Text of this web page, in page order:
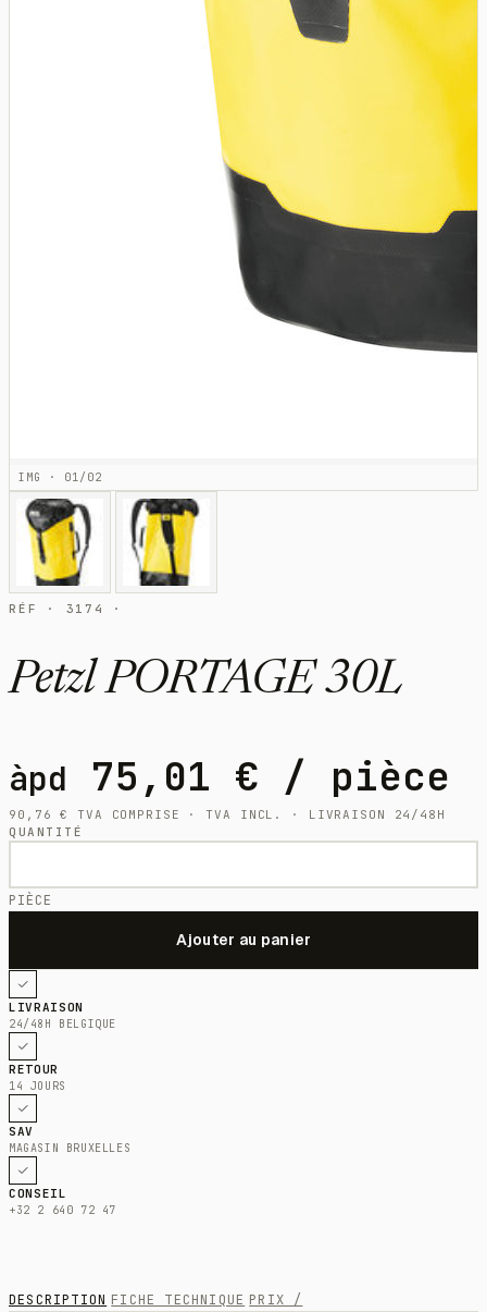
IMG · 01/02
RÉF · 3174 ·
Petzl PORTAGE 30L
àpd 75,01 € / pièce
90,76€
TVA COMPRISE · TVA INCL. · LIVRAISON 24/48H
QUANTITÉ
PIÈCE
LIVRAISON
24/48H BELGIQUE
RETOUR
14 JOURS
SAV
MAGASIN BRUXELLES
CONSEIL
+32 2 640 72 47
DESCRIPTION FICHE TECHNIQUE PRIX /